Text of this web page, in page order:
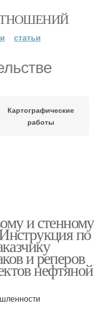
статьи
Картографические
работы
и стенному
по
и реперов
нефтяной